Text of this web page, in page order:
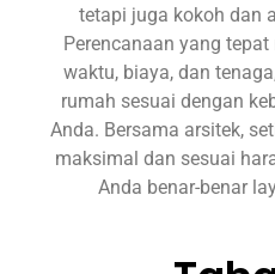
tetapi juga kokoh dan
Perencanaan yang
waktu, biaya, dan
rumah sesuai dengan
Anda. Bersama arsitek,
maksimal dan sesuai
Anda benar-benar